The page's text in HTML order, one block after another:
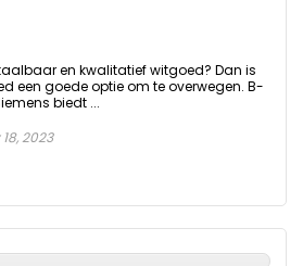
en kwalitatief witgoed? Dan is
een goede optie om te overwegen. B-
biedt ...
2023